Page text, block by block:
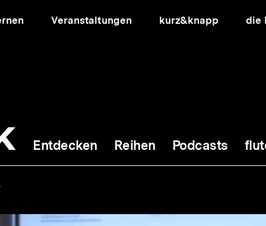
Veranstaltungen kurz&knapp die
Entdecken Reihen Podcasts